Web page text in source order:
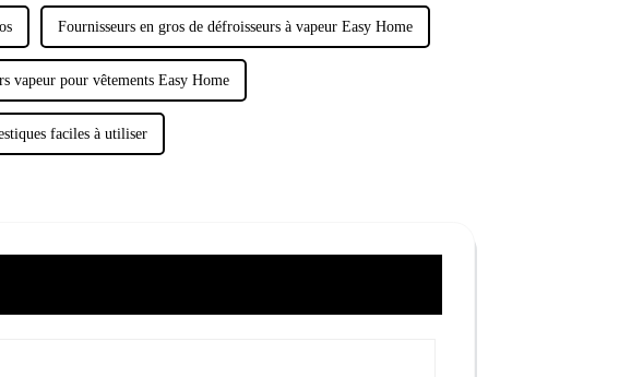
Fournisseurs en gros de défroisseurs à vapeur Easy Home
vapeur pour vêtements Easy Home
faciles à utiliser